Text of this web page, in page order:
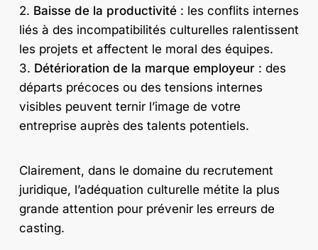
2. Baisse de la productivité: les conflits internes
liés à des incompatibilités culturelles ralentissent
les projets et affectent le moral des équipes.
3. Détérioration de la marque employeur: des
départs précoces ou des tensions internes
visibles peuvent ternir l’image de votre
entreprise auprès des talents potentiels.
Clairement, dans le domaine du recrutement
juridique, l’adéquation culturelle métite la plus
grande attention pour prévenir les erreurs de
casting.